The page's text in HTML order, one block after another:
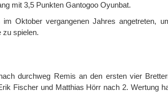
mit 3,5 Punkten Gantogoo Oyunbat.
im Oktober vergangenen Jahres angetreten,
zu spielen.
durchweg Remis an den ersten vier
Fischer und Matthias Hörr nach 2. Wertung